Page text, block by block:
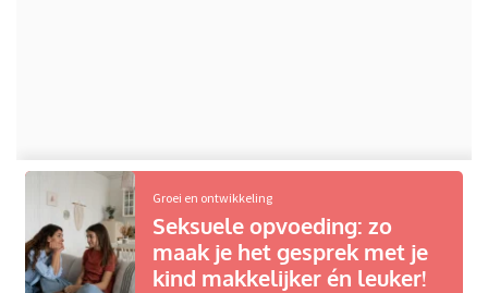
Groei en ontwikkeling
Seksuele opvoeding: zo
maak je het gesprek met je
kind makkelijker én leuker!